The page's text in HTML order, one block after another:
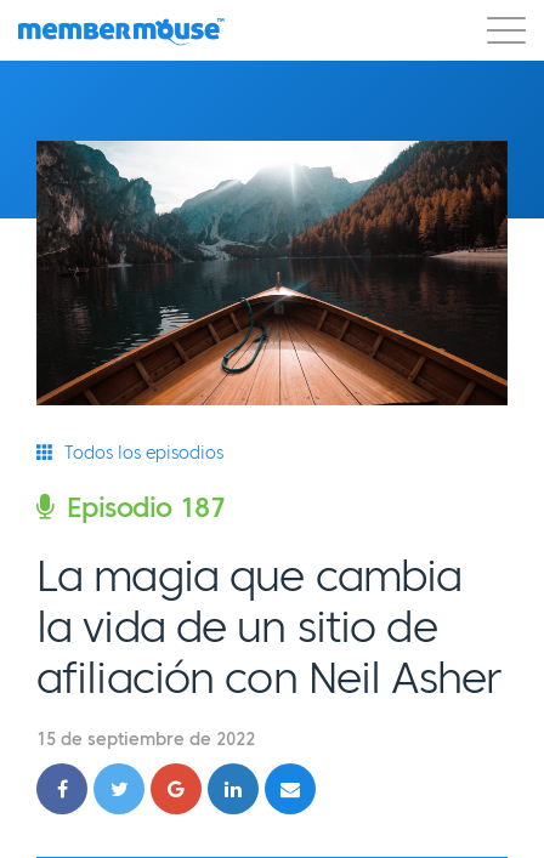
Comenzar
Todos los episodios
Episodio 187
La magia que cambia
la vida de un sitio de
afiliación con Neil Asher
15 de septiembre de 2022